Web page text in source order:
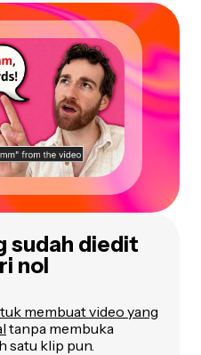
sudah diedit
nol
membuat video yang
tanpa membuka
satu klip pun.